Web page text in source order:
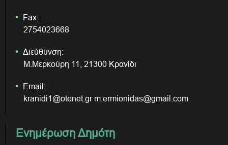
Fax:
2754023668
Διεύθυνση:
Μ.Μερκούρη 11, 21300 Κρανίδι
Email:
kranidi1@otenet.gr m.ermionidas@gmail.com
Ενημέρωση Δημότη